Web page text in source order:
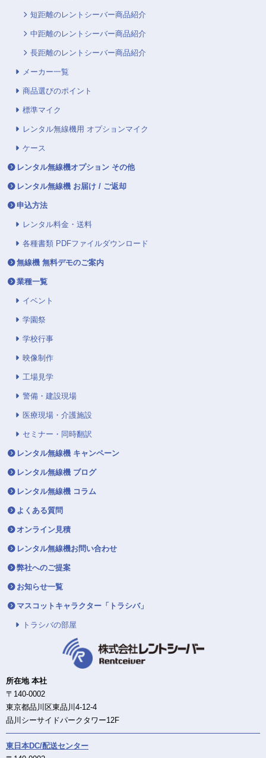
短距離のレントシーバー商品紹介
中距離のレントシーバー商品紹介
長距離のレントシーバー商品紹介
メーカー一覧
商品選びのポイント
標準マイク
レンタル無線機用 オプションマイク
ケース
レンタル無線機オプション その他
レンタル無線機 お届け / ご返却
申込方法
レンタル料金・送料
各種書類 PDFファイルダウンロード
無線機 無料デモのご案内
業種一覧
イベント
学園祭
学校行事
映像制作
工場見学
警備・建設現場
医療現場・介護施設
セミナー・同時翻訳
レンタル無線機 キャンペーン
レンタル無線機 ブログ
レンタル無線機 コラム
よくある質問
オンライン見積
レンタル無線機お問い合わせ
弊社へのご提案
お知らせ一覧
マスコットキャラクター「トラシバ」
トラシバの部屋
所在地 本社
〒140-0002
東京都品川区東品川4-12-4
品川シーサイドパークタワー12F
東日本DC/配送センター